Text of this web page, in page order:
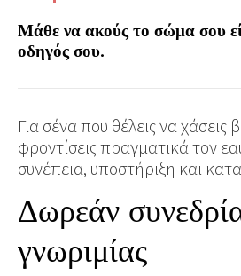
Μάθε να ακούς το σώμα σου
οδηγός σου.
Για σένα που θέλεις να χάσεις
φροντίσεις πραγματικά τον
συνέπεια, υποστήριξη και
Δωρεάν
γνωριμίας